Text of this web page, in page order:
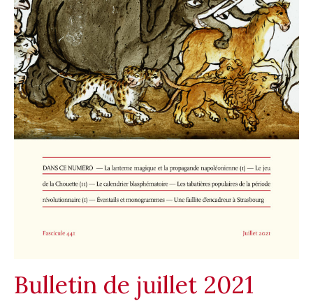
Bulletin de juillet 2021